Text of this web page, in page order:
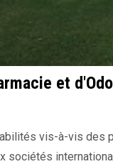
et
vis-à-vis des
sociétés